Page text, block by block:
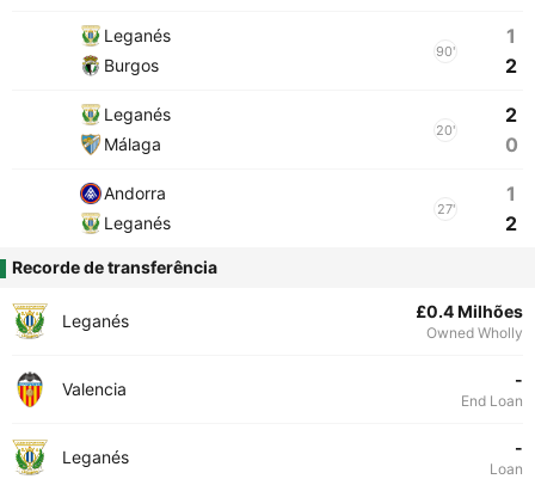
Leganés
Burgos
90'
1
2
Leganés
Málaga
20'
2
0
Andorra
Leganés
27'
1
2
Recorde de transferência
Leganés £0.4 Milhões
Owned Wholly
Valencia -
End Loan
Leganés -
Loan